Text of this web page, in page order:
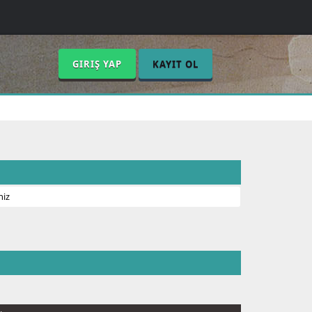
GIRIŞ YAP KAYIT OL